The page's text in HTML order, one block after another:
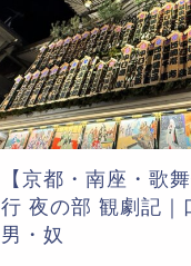
【京都・南座・歌
行 夜の部 観劇記｜
男・奴